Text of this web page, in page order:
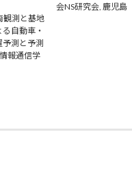
観測と基地
自動車・
測と予測
報通信学
会NS研究会, 鹿児島